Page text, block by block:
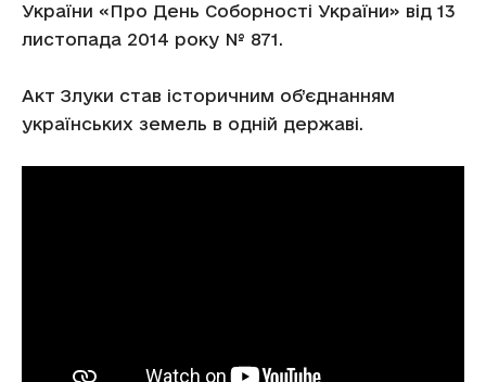
України «Про День Соборності України» від 13
листопада 2014 року № 871.
Акт Злуки став історичним об’єднанням
українських земель в одній державі.